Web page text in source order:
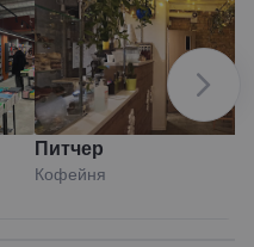
Питчер
Кофейня